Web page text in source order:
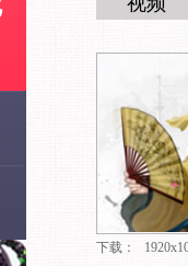
下载：